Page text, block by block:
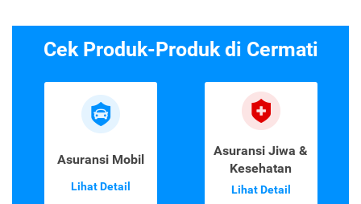
Cek Produk-Produk di Cermati
Asuransi Mobil
Lihat Detail
Asuransi Jiwa &
Kesehatan
Lihat Detail